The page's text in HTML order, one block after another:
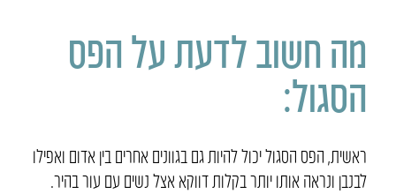
מה חשוב לדעת על הפס
הסגול:
ראשית, הפס הסגול יכול להיות גם בגוונים אחרים בין אדום ואפילו
לבנבן ונראה אותו יותר בקלות דווקא אצל נשים עם עור בהיר.